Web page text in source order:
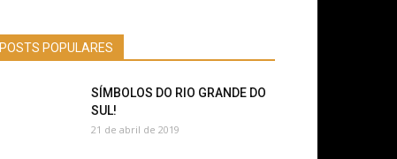
POSTS POPULARES
SÍMBOLOS DO RIO GRANDE DO
SUL!
21 de abril de 2019